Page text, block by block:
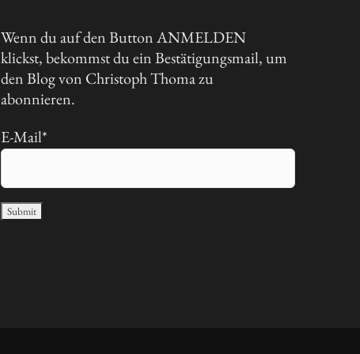
Wenn du auf den Button ANMELDEN
klickst, bekommst du ein Bestätigungsmail, um
den Blog von Christoph Thoma zu
abonnieren.
E-Mail*